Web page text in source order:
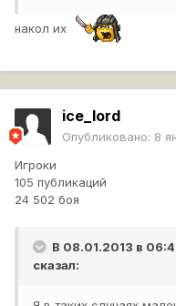
накол их
ice_lord
Опубликовано: 8
Игроки
105 публикаций
24 502 боя
В 08.01.2013 в
сказал: